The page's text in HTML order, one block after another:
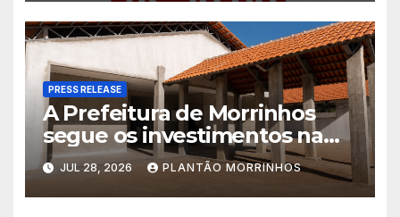
PRESS RELEASE
A Prefeitura de Morrinhos
segue os investimentos na
educação. A obra da Escola
Municipal Eudóxio de
Figueiredo avança em ritmo
JUL 28, 2026 PLANTÃO MORRINHOS